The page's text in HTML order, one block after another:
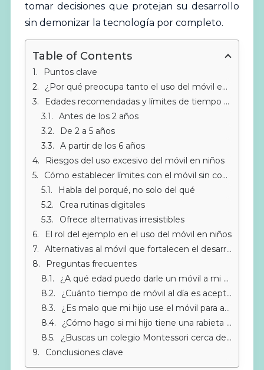
tomar decisiones que protejan sudesarrollo
sin demonizar la tecnología por completo.
Table of Contents
Puntos clave
¿Por qué preocupa tanto el uso del móvil en niños?
Edades recomendadas y límites de tiempo de pantalla
Antes de los 2 años
De 2 a 5 años
A partir de los 6 años
Riesgos del uso excesivo del móvil en niños
Cómo establecer límites con el móvil sin conflictos
Habla del porqué, no solo del qué
Crea rutinas digitales
Ofrece alternativas irresistibles
El rol del ejemplo en el uso del móvil en niños
Alternativas al móvil que fortalecen el desarrollo infantil
Preguntas frecuentes
¿A qué edad puedo darle un móvil a mi hijo?
¿Cuánto tiempo de móvil al día es aceptable para un niño?
¿Es malo que mi hijo use el móvil para aprender?
¿Cómo hago si mi hijo tiene una rabieta cuando le quito el móvil?
¿Buscas un colegio Montessori cerca de Sotogrande?
Conclusiones clave